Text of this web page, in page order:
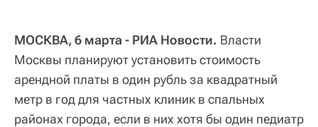
МОСКВА, 6 марта - РИА Новости. Власти
Москвы планируют установить стоимость
арендной платы в один рубль за квадратный
метр в год для частных клиник в спальных
районах города, если в них хотя бы один педиатр